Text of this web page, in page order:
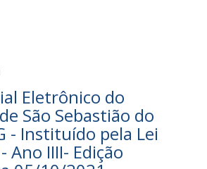
Eletrônico do
São Sebastião do
- Instituído pela Lei
Ano IIII- Edição